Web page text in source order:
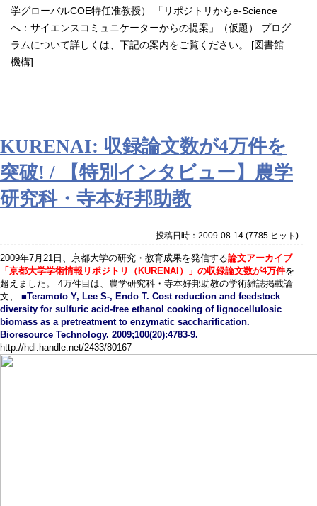
学グローバルCOE特任准教授） 「リポジトリからe-Science
へ：サイエンスコミュニケーターからの提案」（仮題） プログ
ラムについて詳しくは、下記の案内をご覧ください。 [図書館
機構]
KURENAI: 収録論文数が4万件を
突破! / 【特別インタビュー】農学
研究科・寺本好邦助教
投稿日時：2009-08-14(7785 ヒット )
2009年7月21日、京都大学の研究・教育成果を発信する論文アーカイブ
「京都大学学術情報リポジトリ（KURENAI）」の収録論文数が4万件を
超えました。 4万件目は、農学研究科・寺本好邦助教の学術雑誌掲載論
文、 ■Teramoto Y, Lee S-, Endo T. Cost reduction and feedstock
diversity for sulfuric acid-free ethanol cooking of lignocellulosic
biomass as a pretreatment to enzymatic saccharification.
Bioresource Technology. 2009;100(20):4783-9.
http://hdl.handle.net/2433/80167